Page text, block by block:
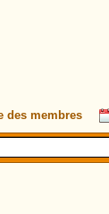
des membres